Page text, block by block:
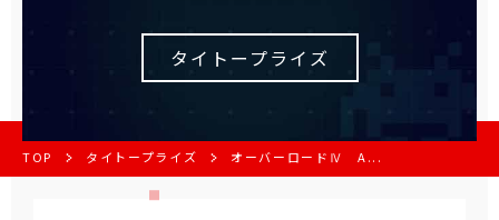
タイトープライズ
TOP タイトープライズ オーバーロードⅣ A...